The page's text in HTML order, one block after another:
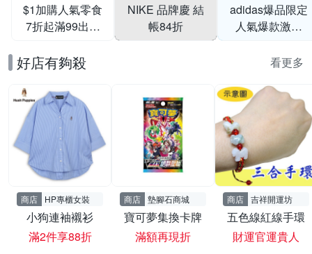
$1加購人氣零食
7折起滿99出貨
NIKE 品牌慶 結
帳84折
adidas爆品限定
人氣爆款激降
好店有夠殺 看更多
商店 HP專櫃女裝
小狗連袖襯衫
滿2件享88折
商店 墊腳石商城
寶可夢集換卡牌
滿額再現折
商店 吉祥開運坊
五色線紅線手環
財運官運貴人